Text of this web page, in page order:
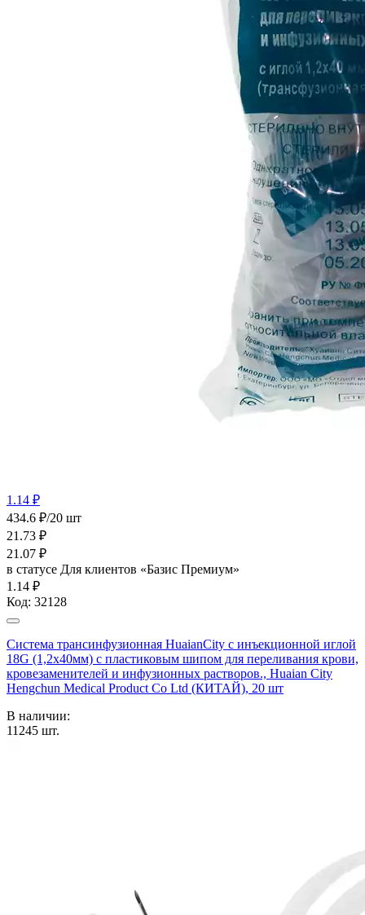
1.14 ₽
434.6 ₽/20 шт
21.73 ₽
21.07 ₽
в статусе Для клиентов «Базис Премиум»
1.14 ₽
Код: 32128
Система трансинфузионная HuaianCity с инъекционной иглой
18G (1,2х40мм) с пластиковым шипом для переливания крови,
кровезаменителей и инфузионных растворов., Huaian City
Hengchun Medical Product Co Ltd (КИТАЙ), 20 шт
В наличии:
11245 шт.